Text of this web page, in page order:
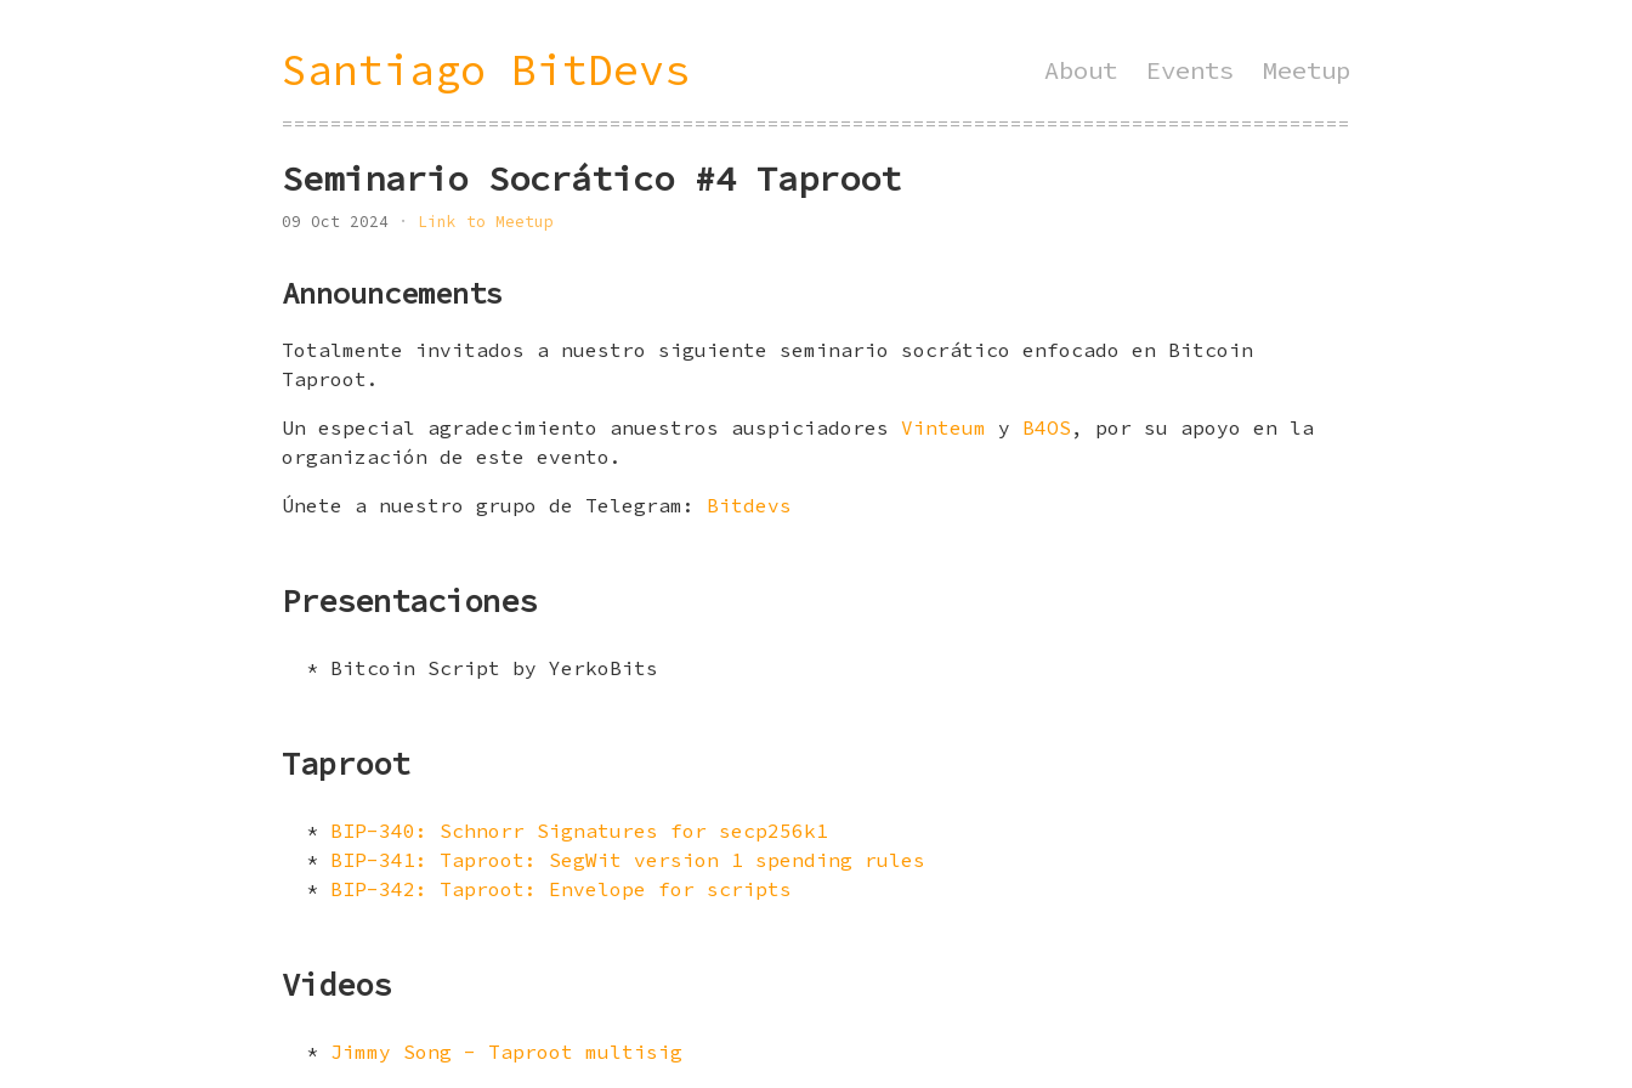
Santiago BitDevs About Events Meetup
Seminario Socrático #4 Taproot
09 Oct 2024 Link to Meetup
Announcements
Totalmente invitados a nuestro siguiente seminario socrático enfocado en Bitcoin
Taproot.
Un especial agradecimiento anuestros auspiciadores Vinteum y B4OS , por su apoyo en la
organización de este evento.
Únete a nuestro grupo de Telegram: Bitdevs
Presentaciones
Bitcoin Script by YerkoBits
Taproot
BIP-340: Schnorr Signatures for secp256k1
BIP-341: Taproot: SegWit version 1 spending rules
BIP-342: Taproot: Envelope for scripts
Videos
Jimmy Song - Taproot multisig